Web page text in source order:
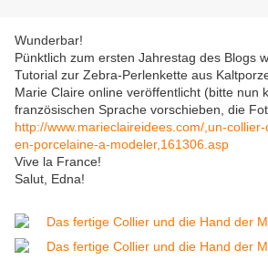
Wunderbar!
Pünktlich zum ersten Jahrestag des Blogs
Tutorial zur Zebra-Perlenkette aus
Marie Claire online veröffentlicht (bitte nun
französischen Sprache vorschieben, die
http://www.marieclaireidees.com/,un-
en-porcelaine-a-modeler,161306.asp
Vive la France!
Salut, Edna!